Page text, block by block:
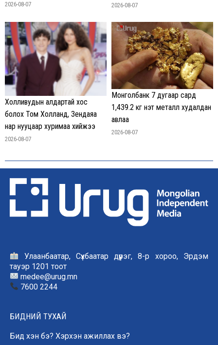
2026-08-07 2026-08-07
Холливудын алдартай хос
болох Том Холланд, Зендаяа
нар нууцаар хуримаа хийжээ
2026-08-07
Монголбанк 7 дугаар сард
1,439.2 кг үнэт металл худалдан
авлаа
2026-08-07
Улаанбаатар, Сүхбаатар дүүрэг, 8-р хороо, Эрдэм
тауэр 1201 тоот
medee@urug.mn
7600 2244
БИДНИЙ ТУХАЙ
Бид хэн бэ? Хэрхэн ажиллах вэ?